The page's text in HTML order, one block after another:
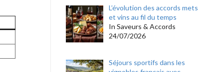
L’évolution des accords mets
et vins au fil du temps
In Saveurs & Accords
24/07/2026
Séjours sportifs dans les